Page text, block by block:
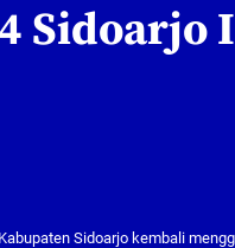
Sidoarjo kembali